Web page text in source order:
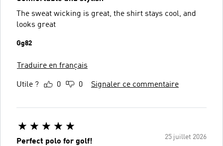
The sweat wicking is great, the shirt stays cool, and
looks great
Gg82
Traduire en français
Utile ? 0 0 Signaler ce commentaire
25 juillet 2026
Perfect polo for golf!